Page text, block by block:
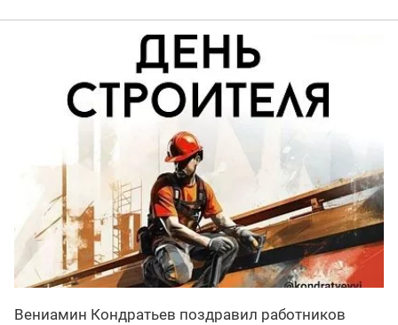
Вениамин Кондратьев поздравил работников